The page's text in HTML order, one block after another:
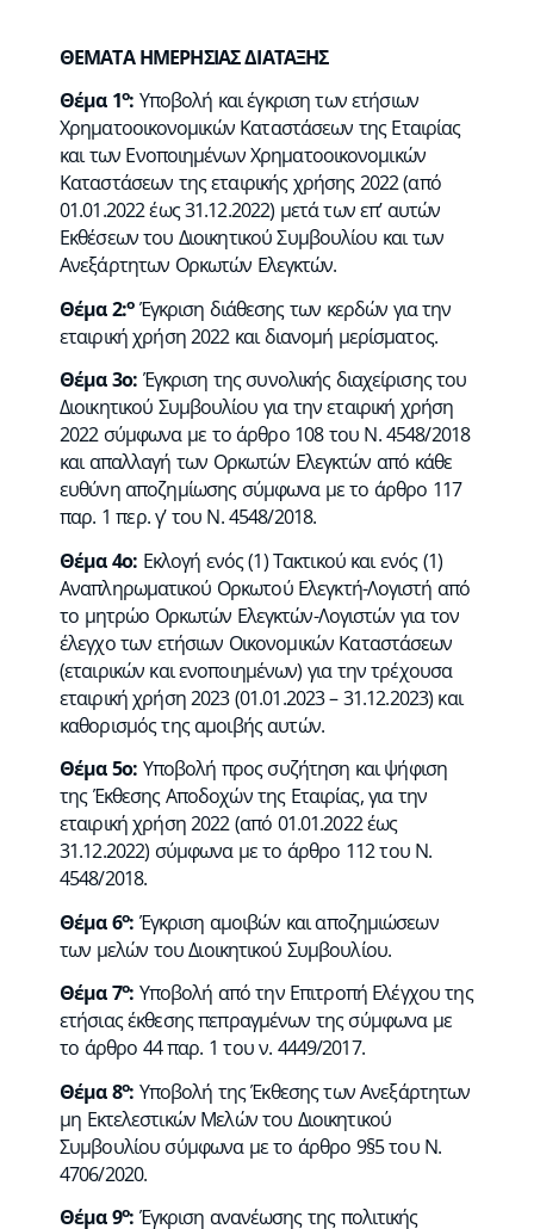
ΘΕΜΑΤΑ ΗΜΕΡΗΣΙΑΣ ΔΙΑΤΑΞΗΣ
Θέμα 1ο: Υποβολή και έγκριση των ετήσιων
Χρηματοοικονομικών Καταστάσεων της Εταιρίας
και των Ενοποιημένων Χρηματοοικονομικών
Καταστάσεων της εταιρικής χρήσης 2022 (από
01.01.2022 έως 31.12.2022) μετά των επ’ αυτών
Εκθέσεων του Διοικητικού Συμβουλίου και των
Ανεξάρτητων Ορκωτών Ελεγκτών.
Θέμα 2:οΈγκριση διάθεσης των κερδών για την
εταιρική χρήση 2022 και διανομή μερίσματος.
Θέμα 3ο: Έγκριση της συνολικής διαχείρισης του
Διοικητικού Συμβουλίου για την εταιρική χρήση
2022 σύμφωνα με το άρθρο 108 του Ν. 4548/2018
και απαλλαγή των Ορκωτών Ελεγκτών από κάθε
ευθύνη αποζημίωσης σύμφωνα με το άρθρο 117
παρ. 1 περ. γ’ του Ν. 4548/2018.
Θέμα 4ο: Εκλογή ενός (1) Τακτικού και ενός (1)
Αναπληρωματικού Ορκωτού Ελεγκτή-Λογιστή από
το μητρώο Ορκωτών Ελεγκτών-Λογιστών για τον
έλεγχο των ετήσιων Οικονομικών Καταστάσεων
(εταιρικών και ενοποιημένων) για την τρέχουσα
εταιρική χρήση 2023 (01.01.2023 – 31.12.2023) και
καθορισμός της αμοιβής αυτών.
Θέμα 5ο: Υποβολή προς συζήτηση και ψήφιση
της Έκθεσης Αποδοχών της Εταιρίας, για την
εταιρική χρήση 2022 (από 01.01.2022 έως
31.12.2022) σύμφωνα με το άρθρο 112 του Ν.
4548/2018.
Θέμα 6ο: Έγκριση αμοιβών και αποζημιώσεων
των μελών του Διοικητικού Συμβουλίου.
Θέμα 7ο: Υποβολή από την Επιτροπή Ελέγχου της
ετήσιας έκθεσης πεπραγμένων της σύμφωνα με
το άρθρο 44 παρ. 1 του ν. 4449/2017.
Θέμα 8ο: Υποβολή της Έκθεσης των Ανεξάρτητων
μη Εκτελεστικών Μελών του Διοικητικού
Συμβουλίου σύμφωνα με το άρθρο 9§5 του Ν.
4706/2020.
Θέμα 9ο: Έγκριση ανανέωσης της πολιτικής